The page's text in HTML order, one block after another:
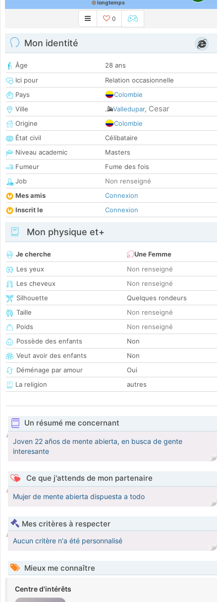
longtemps
0
Mon identité
Âge
28 ans
Ici pour
Relation occasionnelle
Pays
Colombie
Ville
Valledupar, Cesar
Origine
Colombie
État civil
Célibataire
Niveau academic
Masters
Fumeur
Fume des fois
Job
Non renseigné
Mes amis
Connexion
Inscrit le
Connexion
Mon physique et+
Je cherche
Une Femme
Les yeux
Non renseigné
Les cheveux
Non renseigné
Silhouette
Quelques rondeurs
Taille
Non renseigné
Poids
Non renseigné
Possède des enfants
Non
Veut avoir des enfants
Non
Déménage par amour
Oui
La religion
autres
Un résumé me concernant
Joven 22 años de mente abierta, en busca de gente
interesante
Ce que j'attends de mon partenaire
Mujer de mente abierta dispuesta a todo
Mes critères à respecter
Aucun critère n'a été personnalisé
Mieux me connaître
Centre d'intérêts